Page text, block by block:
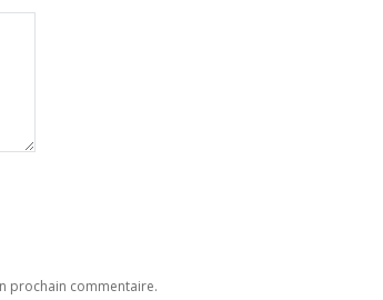
prochain commentaire.